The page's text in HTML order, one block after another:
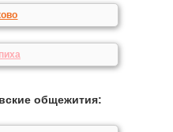
общежития: